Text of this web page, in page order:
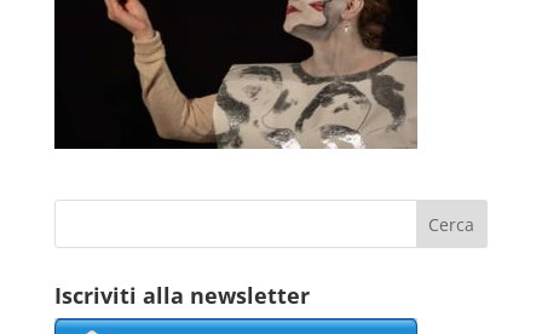
Iscriviti alla newsletter